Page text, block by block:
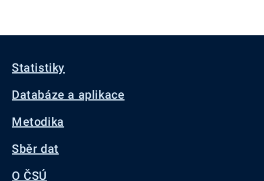
Statistiky
Databáze a aplikace
Metodika
Sběr dat
O ČSÚ